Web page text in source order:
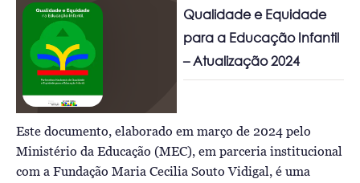
Qualidade e Equidade
para a Educação Infantil
– Atualização 2024
Este documento, elaborado em março de 2024 pelo
Ministério da Educação (MEC), em parceria institucional
com a Fundação Maria Cecilia Souto Vidigal, é uma